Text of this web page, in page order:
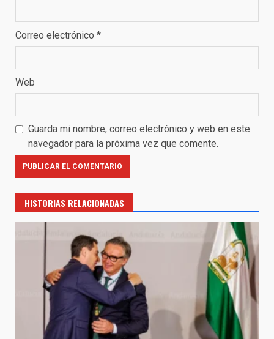
Correo electrónico *
Web
Guarda mi nombre, correo electrónico y web en este
navegador para la próxima vez que comente.
HISTORIAS RELACIONADAS